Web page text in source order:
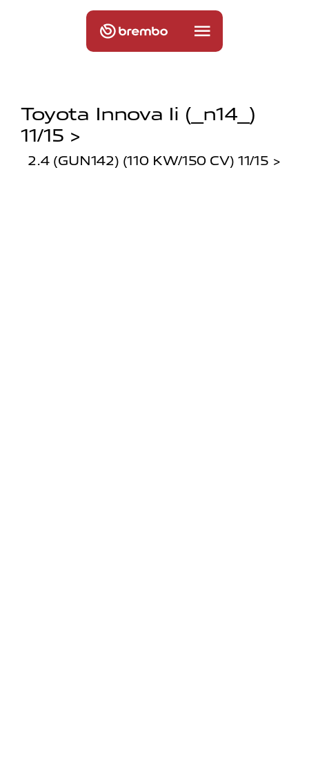
Toyota Innova Ii (_n14_)
11/15 >
2.4 (GUN142) (110 KW/150 CV) 11/15 >